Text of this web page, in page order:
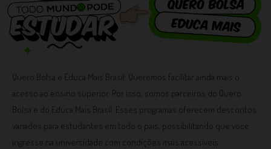
Quero Bolsa e Educa Mais Brasil: Queremos facilitar ainda mais o
acesso ao ensino superior. Por isso, somos parceiros do Quero
Bolsa e do Educa Mais Brasil. Esses programas oferecem descontos
variados para estudantes em todo o país, possibilitando que você
ingresse na universidade com condições mais acessíveis.